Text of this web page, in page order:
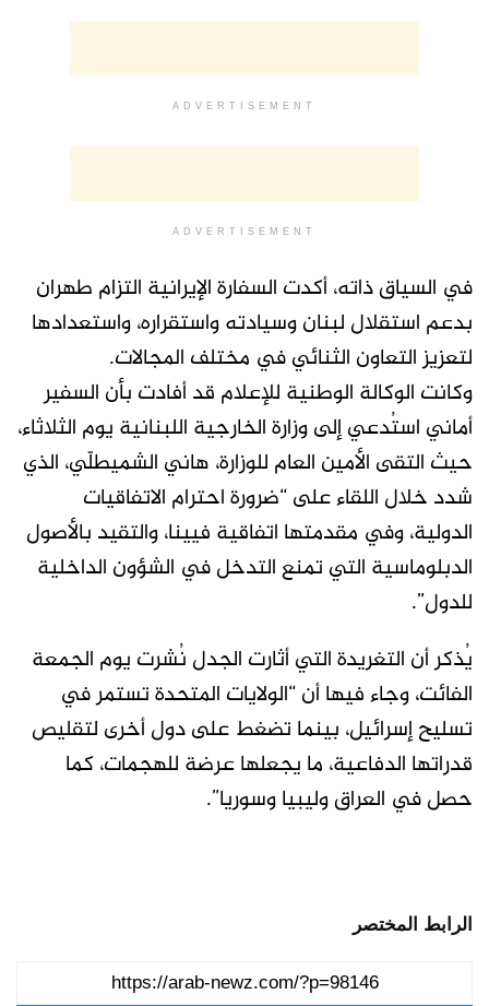
ADVERTISEMENT
ADVERTISEMENT
في السياق ذاته، أكدت السفارة الإيرانية التزام طهران
بدعم استقلال لبنان وسيادته واستقراره، واستعدادها
لتعزيز التعاون الثنائي في مختلف المجالات.
وكانت الوكالة الوطنية للإعلام قد أفادت بأن السفير
أماني استُدعي إلى وزارة الخارجية اللبنانية يوم الثلاثاء،
حيث التقى الأمين العام للوزارة، هاني الشميطلّي، الذي
شدد خلال اللقاء على “ضرورة احترام الاتفاقيات
الدولية، وفي مقدمتها اتفاقية فيينا، والتقيد بالأصول
الدبلوماسية التي تمنع التدخل في الشؤون الداخلية
للدول”.
يُذكر أن التغريدة التي أثارت الجدل نُشرت يوم الجمعة
الفائت، وجاء فيها أن “الولايات المتحدة تستمر في
تسليح إسرائيل، بينما تضغط على دول أخرى لتقليص
قدراتها الدفاعية، ما يجعلها عرضة للهجمات، كما
حصل في العراق وليبيا وسوريا”.
الرابط المختصر